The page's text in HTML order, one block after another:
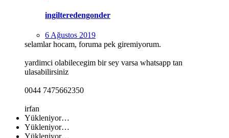
ingilteredengonder
6 Ağustos 2019
selamlar hocam, foruma pek giremiyorum.
yardimci olabilecegim bir sey varsa whatsapp tan
ulasabilirsiniz
0044 7475662350
irfan
Yükleniyor…
Yükleniyor…